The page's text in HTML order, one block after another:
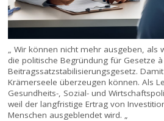
„ Wir können nicht mehr ausgeben, als
die politische Begründung für Gesetze à
Beitragssatzstabilisierungsgesetz.
Krämerseele überzeugen können. Als
Gesundheits-, Sozial- und
weil der langfristige Ertrag von
Menschen ausgeblendet wird. „